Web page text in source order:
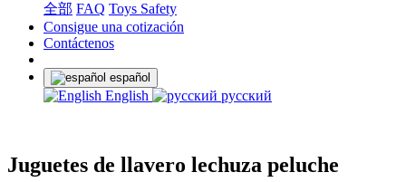
全部 FAQ Toys Safety
Consigue una cotización
Contáctenos
español
English русский
Juguetes de llavero lechuza peluche